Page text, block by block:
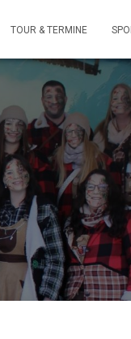
TOUR & TERMINE